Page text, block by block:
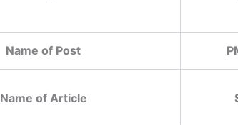
Name of Post
Name of Article